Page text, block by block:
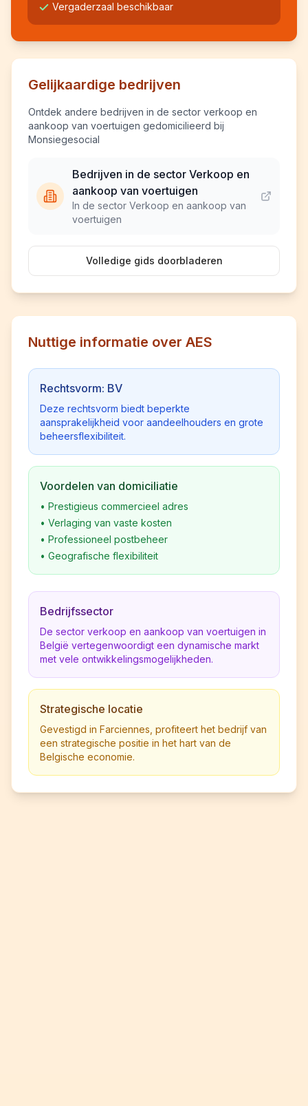
Vergaderzaal beschikbaar
Gelijkaardige bedrijven
Ontdek andere bedrijven in de sector verkoop en
aankoop van voertuigen gedomicilieerd bij
Monsiegesocial
Bedrijven in de sector Verkoop en
aankoop van voertuigen
In de sector Verkoop en aankoop van
voertuigen
Volledige gids doorbladeren
Nuttige informatie over AES
Rechtsvorm: BV
Deze rechtsvorm biedt beperkte
aansprakelijkheid voor aandeelhouders en grote
beheersflexibiliteit.
Voordelen van domiciliatie
• Prestigieus commercieel adres
• Verlaging van vaste kosten
• Professioneel postbeheer
• Geografische flexibiliteit
Bedrijfssector
De sector verkoop en aankoop van voertuigen in
België vertegenwoordigt een dynamische markt
met vele ontwikkelingsmogelijkheden.
Strategische locatie
Gevestigd in Farciennes, profiteert het bedrijf van
een strategische positie in het hart van de
Belgische economie.